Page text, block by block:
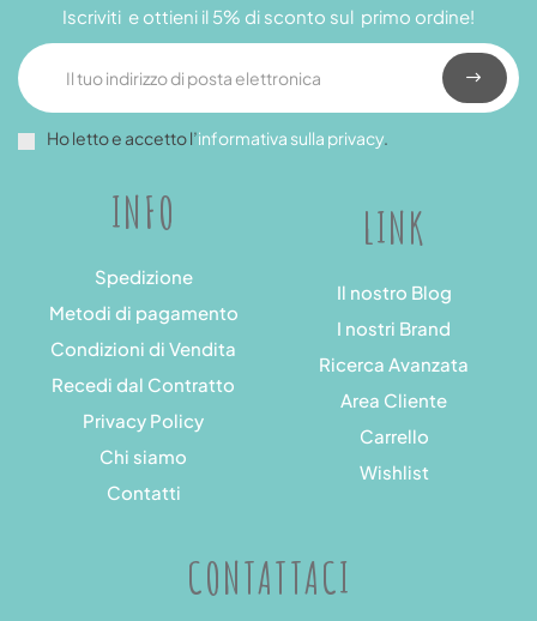
INFO
Spedizione
Metodi di pagamento
Condizioni di Vendita
Recedi dal Contratto
Privacy Policy
Chi siamo
Contatti
LINK
Il nostro Blog
I nostri Brand
Ricerca Avanzata
Area Cliente
Carrello
Wishlist
Iscriviti e ottieni il 5% di sconto sul primo ordine!
Ho letto e accetto l’informativa sulla privacy.
CONTATTACI